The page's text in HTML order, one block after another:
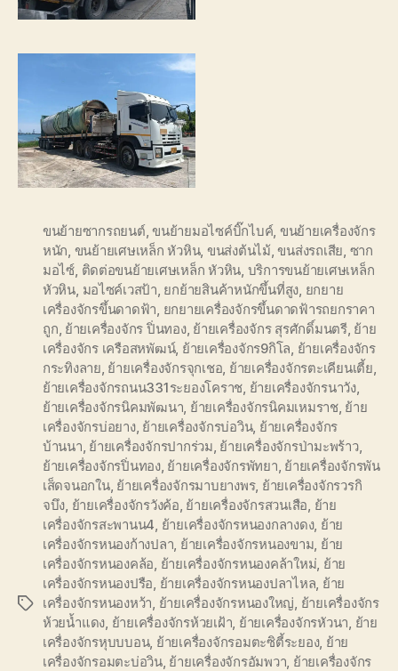
Tags
ขนย้ายซากรถยนต์,ขนย้ายมอไซค์บิ๊กไบค์, ขนย้ายเครื่องจักร
หนัก ขนย้ายเศษเหล็ก หัวหิน, ขนส่งต้นไม้ ,ขนส่งรถเสีย ซาก
มอไซ์ ติดต่อขนย้ายเศษเหล็ก หัวหิน บริการขนย้ายเศษเหล็ก
หัวหิน มอไซค์เวสป้า ยกย้ายสินค้าหนักขึ้นที่สูง ยกยาย
เครื่องจักรขึ้นดาดฟ้า ยกยายเครื่องจักรขึ้นดาดฟ้ารถยกราคา
ถูก ย้ายเครื่องจักร ปิ่นทอง, ย้ายเครื่องจักร สุรศักดิ์มนตรี, ย้าย
เครื่องจักร เครือสหพัฒน์, ย้ายเครื่องจักร9กิโล ย้ายเครื่องจักร
กระทิงลาย ย้ายเครื่องจักรจุกเชอ ย้ายเครื่องจักรตะเคียนเตี้ย
ย้ายเครื่องจักรถนน331ระยองโคราช ย้ายเครื่องจักรนาวัง,
ย้ายเครื่องจักรนิคมพัฒนา ย้ายเครื่องจักรนิคมเหมราช, ย้าย
เครื่องจักรบ่อยาง, ย้ายเครื่องจักรบ่อวิน, ย้ายเครื่องจักร
บ้านนา ย้ายเครื่องจักรปากร่วม ย้ายเครื่องจักรป่ามะพร้าว,
ย้ายเครื่องจักรปิ่นทอง, ย้ายเครื่องจักรพัทยา ย้ายเครื่องจักรพัน
เส็ดจนอกใน, ย้ายเครื่องจักรมาบยางพร, ย้ายเครื่องจักรวรกิ
จบึง ย้ายเครื่องจักรวังค้อ ย้ายเครื่องจักรสวนเสือ ย้าย
เครื่องจักรสะพานน4 ย้ายเครื่องจักรหนองกลางดง, ย้าย
เครื่องจักรหนองก้างปลา ย้ายเครื่องจักรหนองขาม ย้าย
เครื่องจักรหนองคล้อ ย้ายเครื่องจักรหนองคล้าใหม่ ย้าย
เครื่องจักรหนองปรือ ย้ายเครื่องจักรหนองปลาไหล ย้าย
เครื่องจักรหนองหว้า ย้ายเครื่องจักรหนองใหญ่ ย้ายเครื่องจักร
ห้วยน้ำแดง ย้ายเครื่องจักรห้วยเฝ้า ย้ายเครื่องจักรหัวนา ย้าย
เครื่องจักรหุบบบอน, ย้ายเครื่องจักรอมตะซิตี้ระยอง, ย้าย
เครื่องจักรอมตะบ่อวิน, ย้ายเครื่องจักรอัมพวา ย้ายเครื่องจักร